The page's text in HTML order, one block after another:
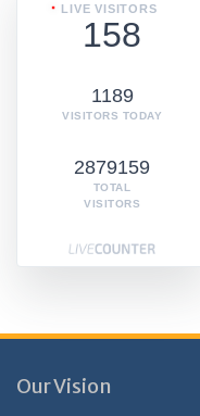
LIVE VISITORS
158
1189
VISITORS TODAY
2879159
TOTAL
VISITORS
Our Vision